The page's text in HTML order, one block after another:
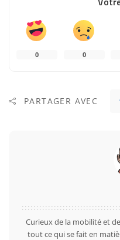
0 0
PARTAGER AVEC
Curieux de la mobilité et
tout ce qui se fait en